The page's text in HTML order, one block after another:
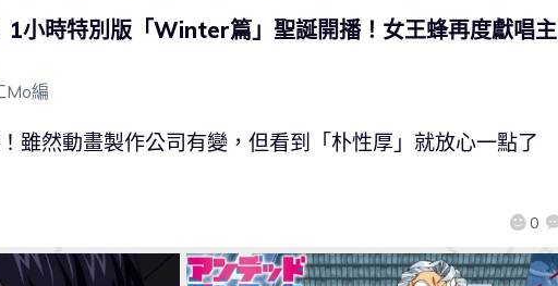
1小時特別版「Winter篇」聖誕開播！女王蜂再度獻唱主
Mo編
0
雖然動畫製作公司有變，但看到「朴性厚」就放心一點了